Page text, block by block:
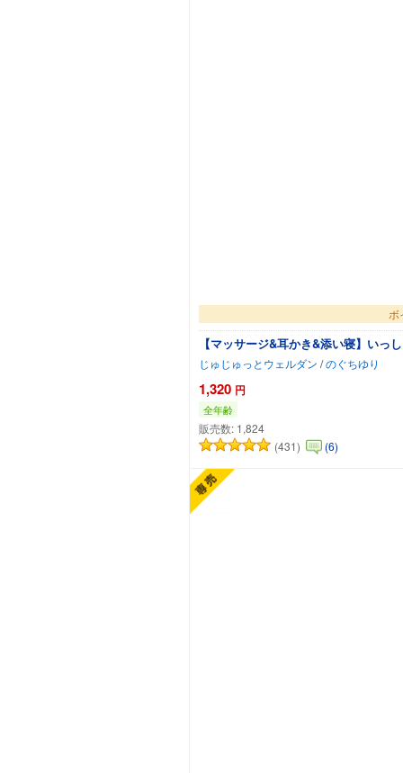
ボ
【マッサージ&耳かき&添い寝】いっ
じゅじゅっとウェルダン /のぐちゆり
1,320 円
全年齢
販売数: 1,824
(431)
(6)